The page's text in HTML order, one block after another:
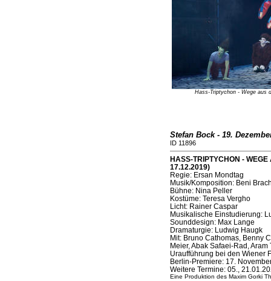
Hass-Triptychon - Wege aus
Stefan Bock - 19.
ID 11896
HASS-TRIPTYCHON -
17.12.2019)
Regie: Ersan Mondtag
Musik/Komposition: Beni
Bühne: Nina Peller
Kostüme: Teresa Vergho
Licht: Rainer Caspar
Musikalische Einstudierung:
Sounddesign: Max Lange
Dramaturgie: Ludwig Haugk
Mit: Bruno Cathomas, Benny
Meier, Abak Safaei-Rad,
Uraufführung bei den Wiener
Berlin-Premiere: 17.
Weitere Termine: 05.,
Eine Produktion des Maxim Gorki